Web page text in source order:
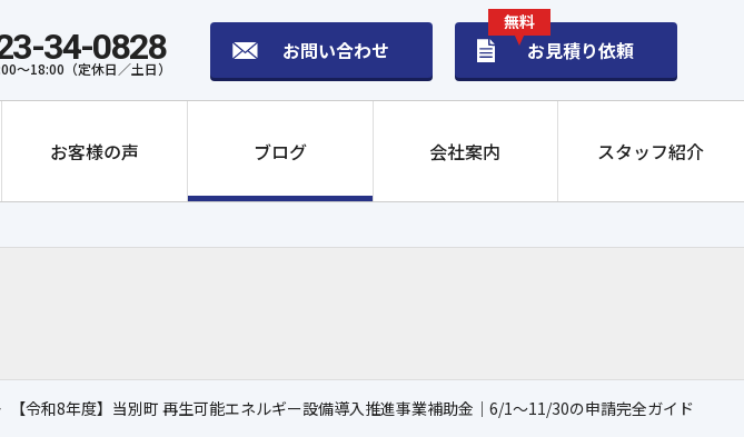
34-0828
～18:00（定休日／土日）
お問い合わせ
無料
お見積り依頼
トライブリッド蓄電システム（14.9kWh）
お客様の声 ブログ 会社案内 スタッフ紹介
【令和8年度】当別町 再生可能エネルギー設備導入推進事業補助金｜6/1〜11/30の申請完全ガイド